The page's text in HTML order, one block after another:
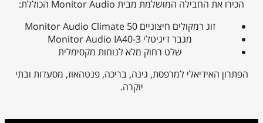
הכירו את החבילה המושלמת מבית Monitor Audio הכוללת:
זוג רמקולים חיצוניים Monitor Audio Climate 50
מגבר דיגיטלי Monitor Audio IA40-3
שלט רחוק מלא לנוחות מקסימלית
הפתרון האידיאלי למרפסת, גינה, בריכה, פנטהאוז, מסעדות ובתי
יוקרה.